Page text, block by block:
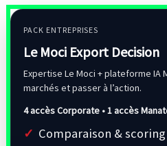
PACK ENTREPRISES
Le Moci Export Decision
Expertise Le Moci + plateforme IA
marchés et passer à l’action.
4 accès Corporate • 1 accès
Comparaison &